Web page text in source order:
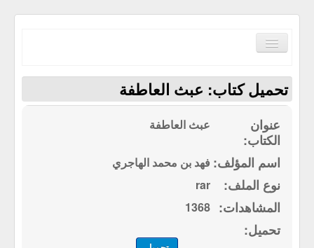
Toggle
Navigation
الكتب حسب الترتيب الابجدي
مكتبة القرآن الكريم
سياسة الموقع
إتصل بنا
تحميل كتاب: عبث العاطفة
عبث العاطفة
فهد بن محمد الهاجري
rar
1368